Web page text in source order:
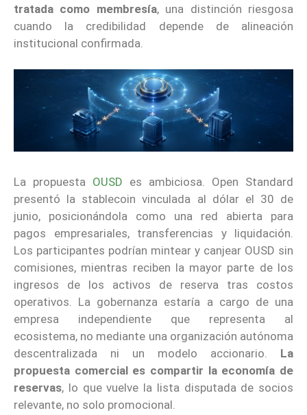
tratada como membresía, una distinción riesgosa
cuando la credibilidad depende de alineación
institucional confirmada.
La propuesta OUSD es ambiciosa. Open Standard
presentó la stablecoin vinculada al dólar el 30 de
junio, posicionándola como una red abierta para
pagos empresariales, transferencias y liquidación.
Los participantes podrían mintear y canjear OUSD sin
comisiones, mientras reciben la mayor parte de los
ingresos de los activos de reserva tras costos
operativos. La gobernanza estaría a cargo de una
empresa independiente que representa al
ecosistema, no mediante una organización autónoma
descentralizada ni un modelo accionario. La
propuesta comercial es compartir la economía de
reservas, lo que vuelve la lista disputada de socios
relevante, no solo promocional.